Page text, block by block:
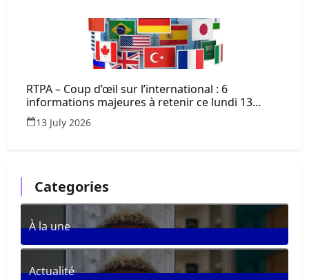
RTPA – Coup d’œil sur l’international : 6
informations majeures à retenir ce lundi 13
juillet 2026
13 July 2026
Categories
À la une
361Posts
Actualité